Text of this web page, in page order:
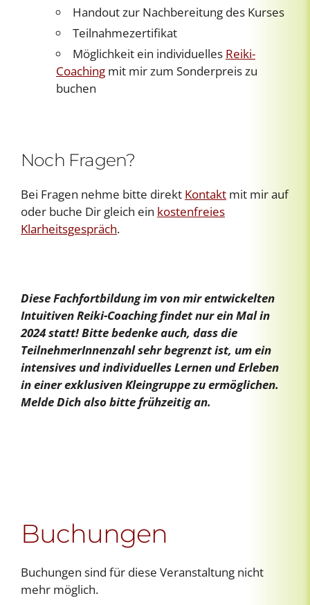
Handout zur Nachbereitung des Kurses
Teilnahmezertifikat
Möglichkeit ein individuelles Reiki-
Coaching mit mir zum Sonderpreis zu
buchen
Noch Fragen?
Bei Fragen nehme bitte direkt Kontakt mit mir auf
oder buche Dir gleich ein kostenfreies
Klarheitsgespräch.
Diese Fachfortbildung im von mir entwickelten
Intuitiven Reiki-Coaching findet nur ein Mal in
2024 statt! Bitte bedenke auch, dass die
TeilnehmerInnenzahl sehr begrenzt ist, um ein
intensives und individuelles Lernen und Erleben
in einer exklusiven Kleingruppe zu ermöglichen.
Melde Dich also bitte frühzeitig an.
Buchungen
Buchungen sind für diese Veranstaltung nicht
mehr möglich.